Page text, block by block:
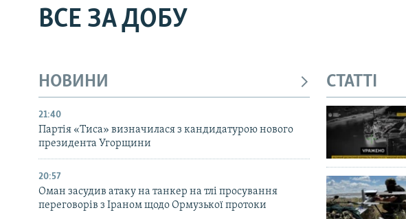
матеріалу
Перейти
навігації
пошуку
СТАТТІ
СУСПІЛЬСТВО
КУЛЬТУРА
УКРАЇНА
СВІТ
ДОНБАС.РЕАЛІЇ
КРИМ.РЕАЛІЇ
ТИ ЯК?
СХЕМИ
КИТАЙ.ВИКЛИКИ
МУЛЬТИМЕДІА
ВСЕ ЗА ДОБУ
НОВИНИ
21:40
Партія «Тиса» визначилася з кандидатурою нового
президента Угорщини
20:57
Оман засудив атаку на танкер на тлі просування
переговорів з Іраном щодо Ормузької протоки
СТАТТІ